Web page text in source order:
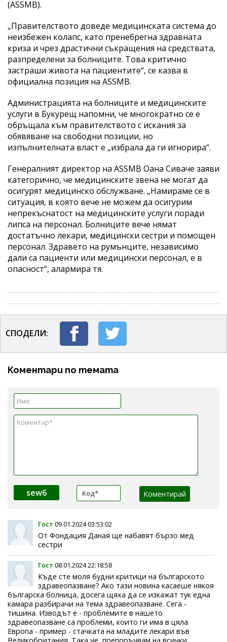
(ASSMB).
„Правителството доведе медицинската система до
неизбежен колапс, като пренебрегна здравната
криза и чрез драстични съкращения на средствата,
разпределени за болниците. Това критично
застраши живота на пациентите“, се казва в
официална позиция на ASSMB.
Администрацията на болниците и медицинските
услуги в Букурещ напомни, че многократно се е
обръщала към правителството с искания за
обявяване на свободни позиции, но
изпълнителната власт е „избрала да ги игнорира“.
Генералният директор на ASSMB Оана Сиваче заяви
категорично, че медицинските звена не могат да
осигурят медицинско обслужване. „Намираме се в
ситуация, в която вече не можем да осигурим
непрекъснатост на медицинските услуги поради
липса на персонал. Болниците вече нямат
достатъчно лекари, медицински сестри и помощен
персонал. Здравето на румънците, независимо
дали са пациенти или медицински персонал, е в
опасност“, алармира тя.
СПОДЕЛИ:
Коментари по темата
sew6
Гост 09.01.2024 03:53:02
От Фондация Даная ще набавят бързо мед
сестри
Гост 08.01.2024 22:18:58
Къде сте моля будни критици на българското
здравеопазване? Ако тази новина касаеше някоя
българска болница, досега щяха да се изкажат тук една
камара разбирачи на тема здравеопазване. Сега -
тишина. Изводът е - проблемите в нашето
здравеопазване са проблеми, които ги има в цяла
Европа - пример - стачката на младите лекари във
Великобритания. Така че, препоръчвам на всички